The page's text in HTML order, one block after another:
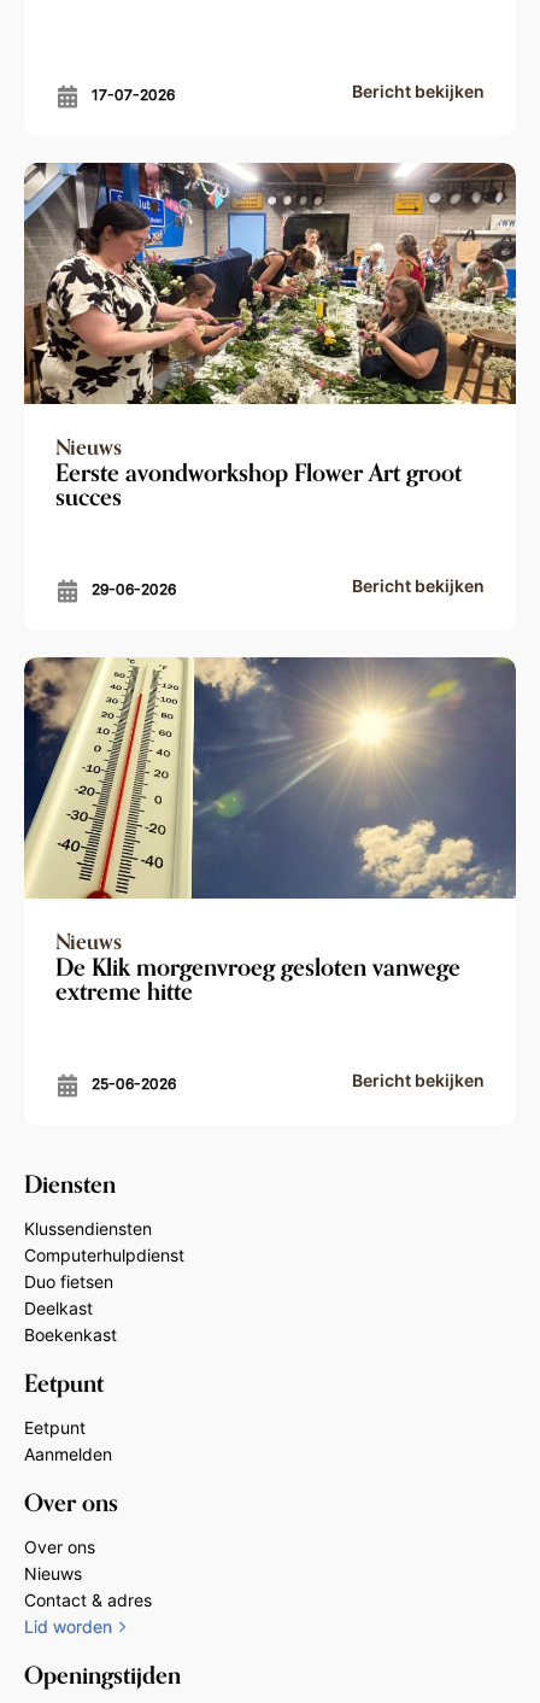
17-07-2026 Bericht bekijken
Nieuws
Eerste avondworkshop Flower Art groot
succes
29-06-2026 Bericht bekijken
Nieuws
De Klik morgenvroeg gesloten vanwege
extreme hitte
25-06-2026 Bericht bekijken
Diensten
Klussendiensten
Computerhulpdienst
Duo fietsen
Deelkast
Boekenkast
Eetpunt
Eetpunt
Aanmelden
Over ons
Over ons
Nieuws
Contact & adres
Lid worden
Openingstijden